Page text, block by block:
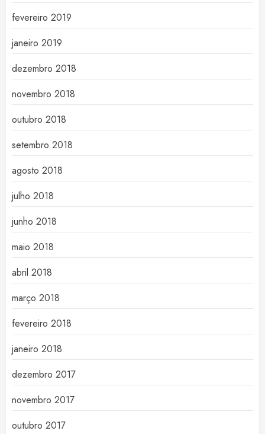
fevereiro 2019
janeiro 2019
dezembro 2018
novembro 2018
outubro 2018
setembro 2018
agosto 2018
julho 2018
junho 2018
maio 2018
abril 2018
março 2018
fevereiro 2018
janeiro 2018
dezembro 2017
novembro 2017
outubro 2017